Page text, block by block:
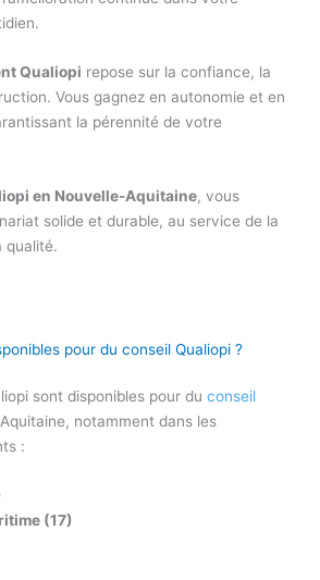
Qualiopi repose sur la confiance, la
Vous gagnez en autonomie et en
la pérennité de votre
en Nouvelle-Aquitaine, vous
solide et durable, au service de la
qualité.
pour du conseil Qualiopi ?
sont disponibles pour duconseil
notamment dans les
:
(17)